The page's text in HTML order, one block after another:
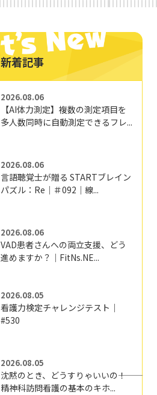
新着記事
2026.08.06
【AI体力測定】複数の測定項目を
多人数同時に自動測定できるフレ...
2026.08.06
言語聴覚士が贈る STARTブレイン
パズル：Re｜＃092｜線...
2026.08.06
VAD患者さんへの両立支援、どう
進めますか？｜FitNs.NE...
2026.08.05
看護力検定チャレンジテスト｜
#530
2026.08.05
沈黙のとき、どうすりゃいいの―――！
精神科訪問看護の基本のキホ...